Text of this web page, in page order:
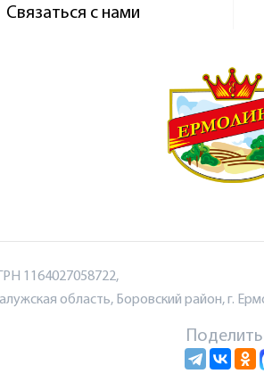
Связаться с нами
1164027058722,
область, Боровский район, г.